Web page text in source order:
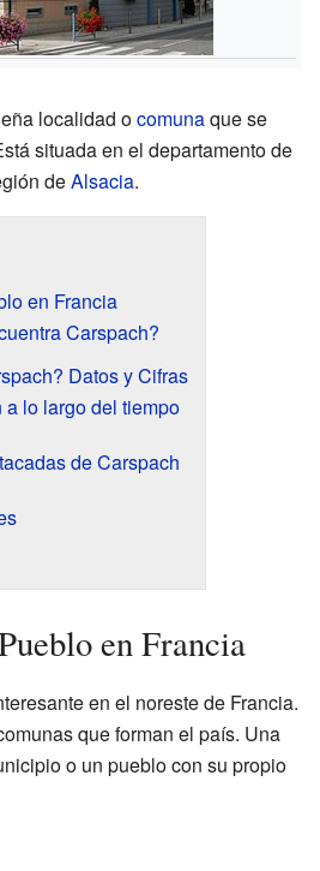
localidad ocomunaque se
situada en el departamento de
deAlsacia.
en Francia
Carspach?
Datos y Cifras
a lo largo del tiempo
de Carspach
en Francia
en el noreste de Francia.
que forman el país. Una
o un pueblo con su propio